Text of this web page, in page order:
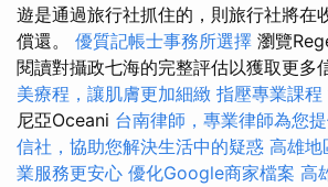
遊是通過旅行社抓住的，則旅行社將在
償還。 優質記帳士事務所選擇 瀏覽
閱讀對攝政七海的完整評估以獲取更多
美療程，讓肌膚更加細緻 指壓專業課程
尼亞Oceani 台南律師，專業律師為您
信社，協助您解決生活中的疑惑 高雄地
業服務更安心 優化Google商家檔案 高